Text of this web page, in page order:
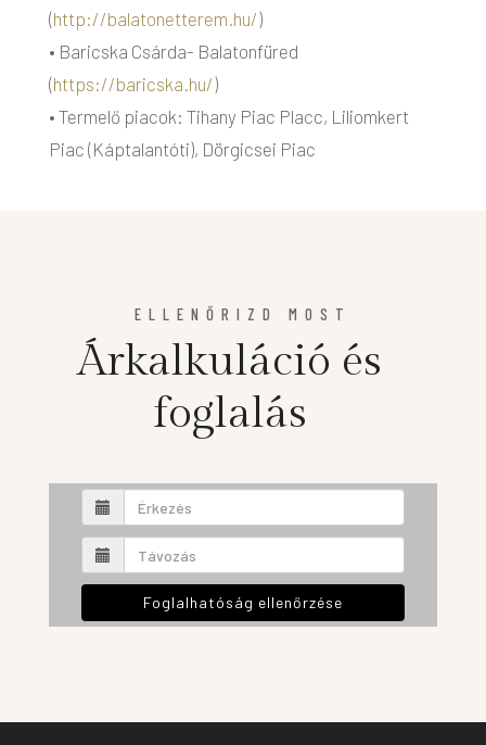
(http://balatonetterem.hu/)
• Baricska Csárda- Balatonfüred
(https://baricska.hu/)
• Termelő piacok: Tihany Piac Placc, Liliomkert
Piac (Káptalantóti), Dörgicsei Piac
ELLENŐRIZD MOST
Árkalkuláció és
foglalás
Foglalhatóság ellenőrzése